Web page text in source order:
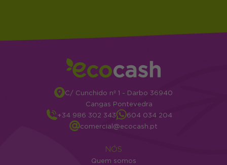
C/ Cunchido nº 1 - Darbo 36940
Cangas Pontevedra
+34 986 302 343
604 034 204
comercial@ecocash.pt
NÓS
Quem somos